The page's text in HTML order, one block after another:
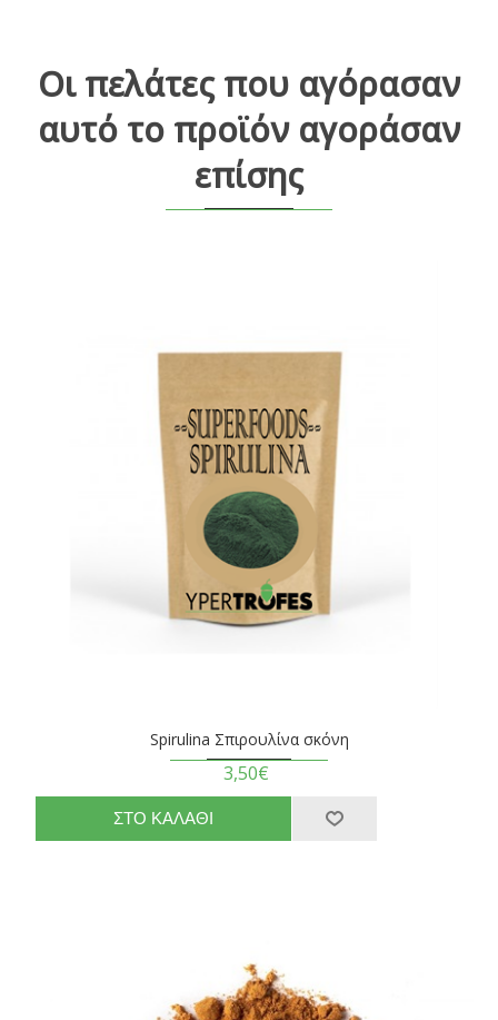
Οι πελάτες που αγόρασαν
αυτό το προϊόν αγοράσαν
επίσης
Spirulina Σπιρουλίνα σκόνη
3,50€